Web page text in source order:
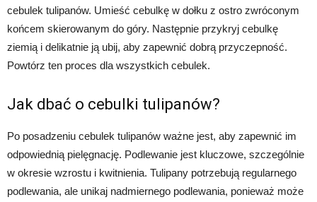
cebulek tulipanów. Umieść cebulkę w dołku z ostro zwróconym
końcem skierowanym do góry. Następnie przykryj cebulkę
ziemią i delikatnie ją ubij, aby zapewnić dobrą przyczepność.
Powtórz ten proces dla wszystkich cebulek.
Jak dbać o cebulki tulipanów?
Po posadzeniu cebulek tulipanów ważne jest, aby zapewnić im
odpowiednią pielęgnację. Podlewanie jest kluczowe, szczególnie
w okresie wzrostu i kwitnienia. Tulipany potrzebują regularnego
podlewania, ale unikaj nadmiernego podlewania, ponieważ może